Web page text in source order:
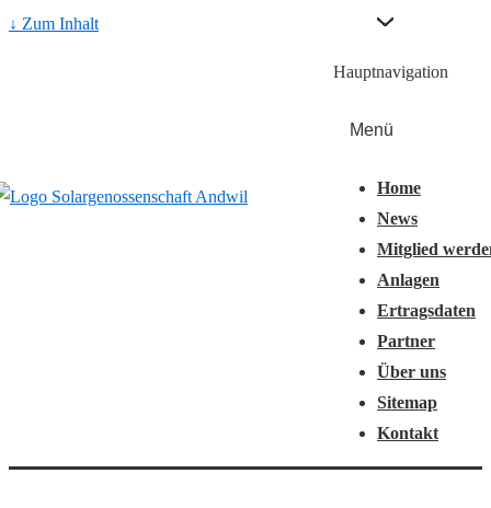
↓ Zum Inhalt
Hauptnavigation
Menü
Home
News
Mitglied
Anlagen
Ertragsdaten
Partner
Über uns
Sitemap
Kontakt